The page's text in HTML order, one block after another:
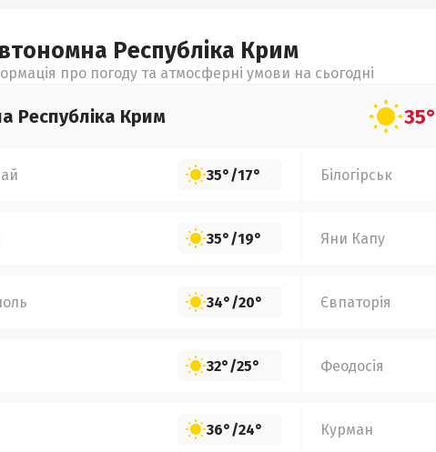
Республіка Крим
про погоду та атмосферні умови на сьогодні
Республіка Крим 35°
35°/17° Білогірськ
35°/19° Яни Капу
34°/20° Євпаторія
32°/25° Феодосія
36°/24° Курман